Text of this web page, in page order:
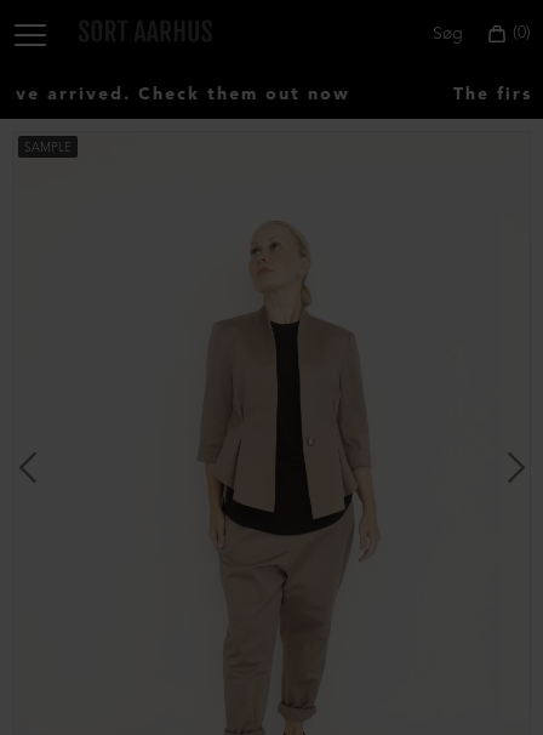
0
Søg
arrived. Check them out now The first
SAMPLE